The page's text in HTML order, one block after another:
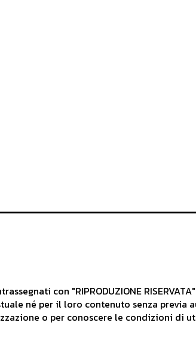
con "RIPRODUZIONE
né per il loro contenuto senza previa
o per conoscere le condizioni di